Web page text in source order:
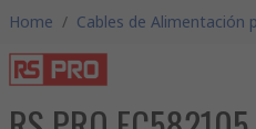
Home / Cables de Alimentación